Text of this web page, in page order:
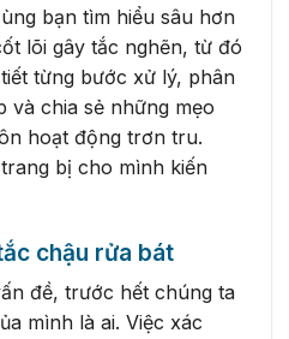
bạn tìm hiểu sâu hơn
lõi gây tắc nghẽn, từ đó
từng bước xử lý, phân
và chia sẻ những mẹo
hoạt động trơn tru.
bị cho mình kiến
chậu rửa bát
đề, trước hết chúng ta
mình là ai. Việc xác